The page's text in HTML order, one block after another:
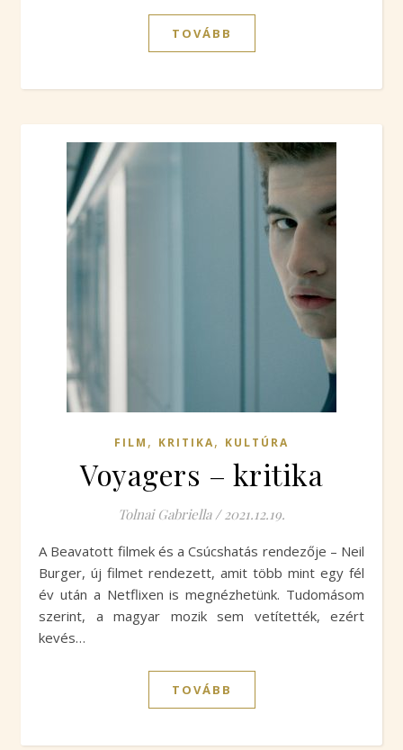
TOVÁBB
FILM , KRITIKA, KULTÚRA
Voyagers – kritika
Tolnai Gabriella / 2021.12.19.
A Beavatott filmek és a Csúcshatás rendezője – Neil
Burger, új filmet rendezett, amit több mint egy fél
év után a Netflixen is megnézhetünk. Tudomásom
szerint, a magyar mozik sem vetítették, ezért
kevés…
TOVÁBB